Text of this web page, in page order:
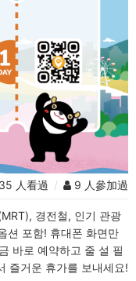
人看過 / 9 人參加過
경전철, 인기 관광
션 포함! 휴대폰 화면만
바로 예약하고 줄 설 필
즐거운 휴가를 보내세요!